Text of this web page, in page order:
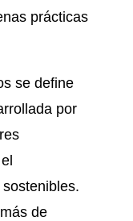
prácticas
se define
por
de